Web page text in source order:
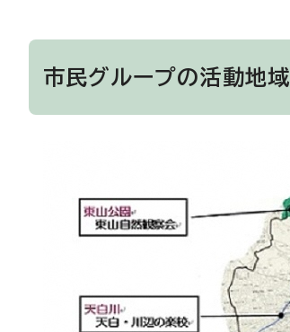
市民グループの活動地域